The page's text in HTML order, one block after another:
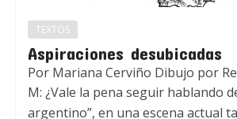
TEXTOS
Aspiraciones desubicadas
Por Mariana Cerviño Dibujo por
M: ¿Vale la pena seguir hablando
argentino”, en una escena actual